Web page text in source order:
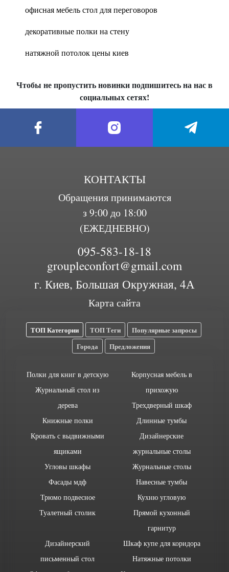
офисная мебель стол для переговоров
декоративные полки на стену
натяжной потолок цены киев
Чтобы не пропустить новинки подпишитесь на нас в
социальных сетях!
КОНТАКТЫ
Обращения принимаются
з 9:00 до 18:00
(ЕЖЕДНЕВНО)
095-583-18-18
groupleconfort@gmail.com
г. Киев, Большая Окружная, 4А
Карта сайта
ТОП Категории ТОП Теги
Популярные запросы
Города
Предложения
Полки для книг в детскую
Журнальный стол из
дерева
Книжные полки
Кровать с выдвижными
ящиками
Угловы шкафы
Фасады мдф
Трюмо подвесное
Туалетный столик
Корпусная мебель в
прихожую
Трехдверный шкаф
Длинные тумбы
Дизайнерские
журнальные столы
Журнальные столы
Навесные тумбы
Кухню угловую
Прямой кухонный
гарнитур
Дизайнерский
письменный стол
Шкаф купе для коридора
Натяжные потолки